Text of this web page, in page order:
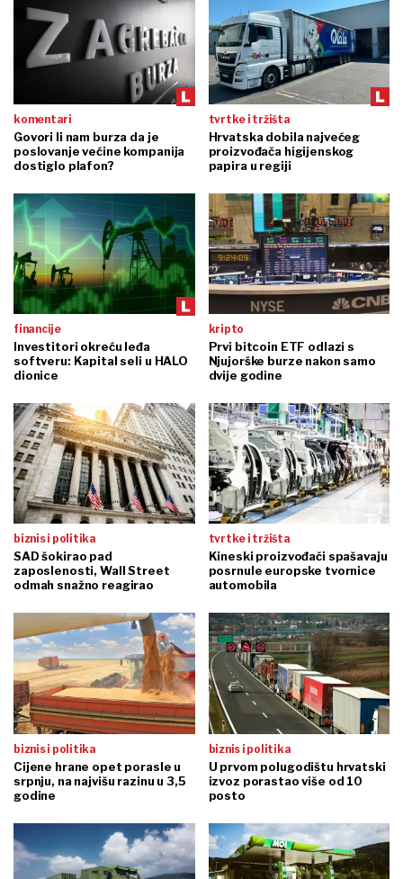
komentari
Govori li nam burza da je
poslovanje većine kompanija
dostiglo plafon?
tvrtke i tržišta
Hrvatska dobila najvećeg
proizvođača higijenskog
papira u regiji
financije
Investitori okreću leđa
softveru: Kapital seli u HALO
dionice
kripto
Prvi bitcoin ETF odlazi s
Njujorške burze nakon samo
dvije godine
biznis i politika
SAD šokirao pad
zaposlenosti, Wall Street
odmah snažno reagirao
tvrtke i tržišta
Kineski proizvođači spašavaju
posrnule europske tvornice
automobila
biznis i politika
Cijene hrane opet porasle u
srpnju, na najvišu razinu u 3,5
godine
biznis i politika
U prvom polugodištu hrvatski
izvoz porastao više od 10
posto